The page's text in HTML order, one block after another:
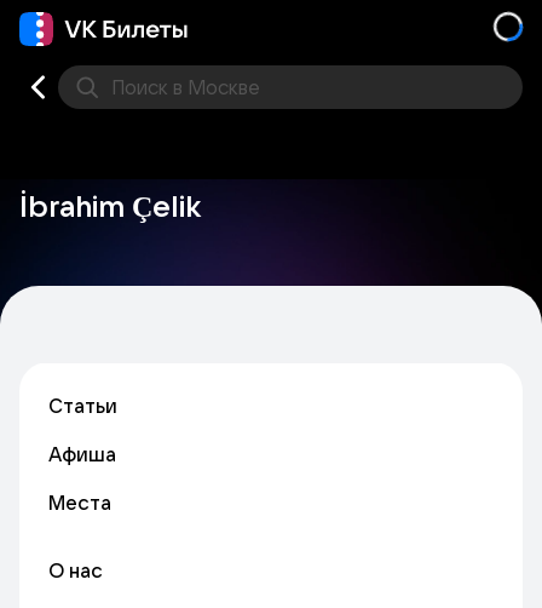
Поиск в Москве
İbrahim Çelik
Статьи
Афиша
Места
О нас